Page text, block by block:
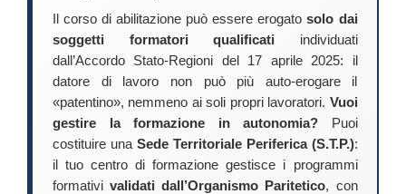
Il corso di abilitazione può essere erogatosolo dai
soggetti formatori qualificati individuati
dall’Accordo Stato-Regioni del 17 aprile 2025: il
datore di lavoro non può più auto-erogare il
«patentino», nemmeno ai soli propri lavoratori. Vuoi
gestire la formazione in autonomia? Puoi
costituire una Sede Territoriale Periferica (S.T.P.):
il tuo centro di formazione gestisce i programmi
formativivalidati dall’Organismo Paritetico, con